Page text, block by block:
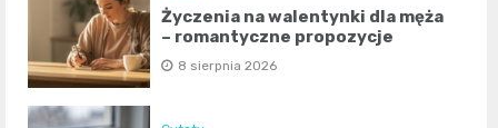
Życzenia na walentynki dla męża
– romantyczne propozycje
8 sierpnia 2026